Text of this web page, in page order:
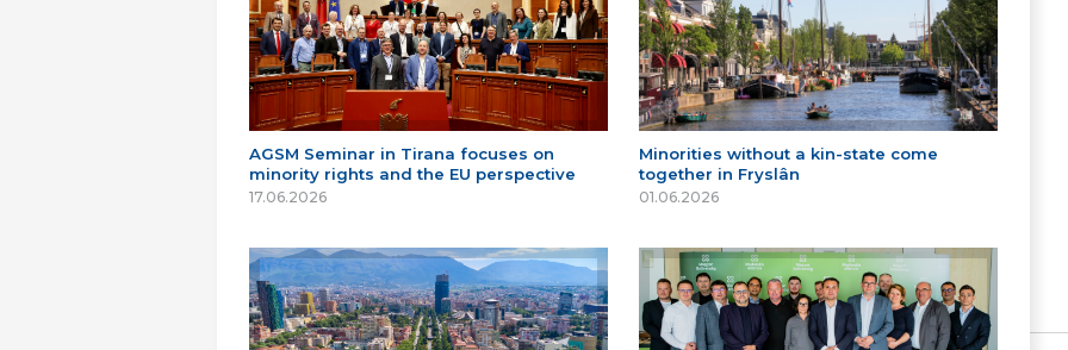
AGSM Seminar in Tirana focuses on
minority rights and the EU perspective
17.06.2026
Minorities without a kin-state come
together in Fryslân
01.06.2026